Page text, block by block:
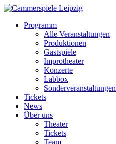
Programm
Alle Veranstaltungen
Produktionen
Gastspiele
Improtheater
Konzerte
Labbox
Sonderveranstaltungen
Tickets
News
Über uns
Theater
Tickets
Team